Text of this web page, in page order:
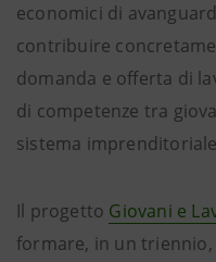
economici di
contribuire
domanda e offerta di
di competenze tra
sistema
Il progetto Giovani e
formare, in un triennio,